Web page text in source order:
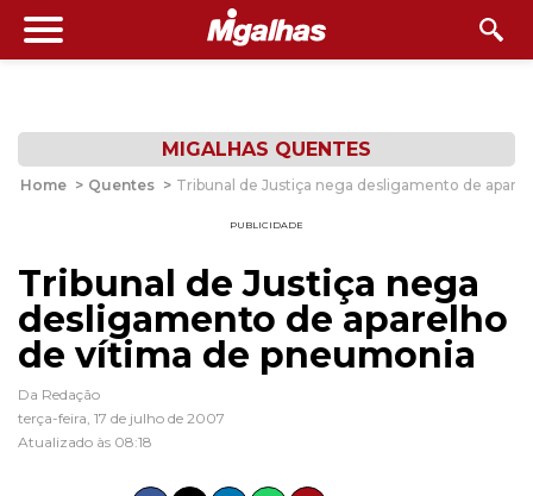
MIGALHAS QUENTES
Home > Quentes > Tribunal de Justiça nega desligamento de
PUBLICIDADE
Tribunal de Justiça nega
desligamento de aparelho
de vítima de pneumonia
Da Redação
terça-feira, 17 de julho de 2007
Atualizado às 08:18